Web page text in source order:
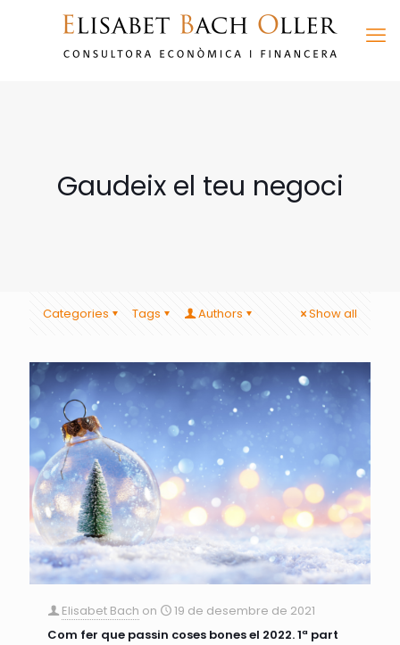
Gaudeix el teu negoci
Categories Tags Authors Show all
Elisabet Bach on
19 de desembre de 2021
Com fer que passin coses bones el 2022. 1ª part